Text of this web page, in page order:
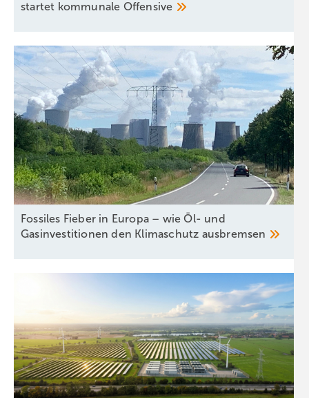
startet kommunale Offensive
Fossiles Fieber in Europa – wie Öl- und
Gasinvestitionen den Klimaschutz ausbremsen